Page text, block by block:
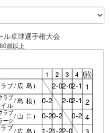
ル卓球選手権大会
歳以上
1
1
ブ/広島)
2
2
ラブ/島根)
ル
3
4
ラブ/山口 )
ージ
4
ブ/広島)
0-2
0-2
1-2
2-0
0-2
1-2
2-0
2-0
2-0
2-1
2-1
0-2
順位